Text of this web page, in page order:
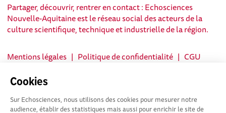
Cookies
Sur Echosciences, nous utilisons des cookies pour mesurer notre
audience, établir des statistiques mais aussi pour enrichir le site de
Partager, découvrir, rentrer en contact : Echosciences
Nouvelle-Aquitaine est le réseau social des acteurs de la
culture scientifique, technique et industrielle de la région.
Mentions légales | Politique de confidentialité | CGU